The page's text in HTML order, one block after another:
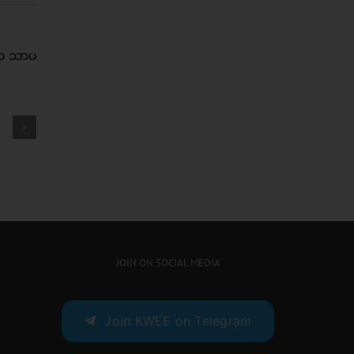
JOIN ON SOCIAL MEDIA
Join KWEE on Telegram